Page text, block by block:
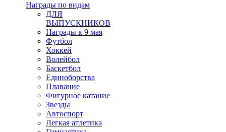
Награды по видам
ДЛЯ
ВЫПУСКНИКОВ
Награды к 9 мая
Футбол
Хоккей
Волейбол
Баскетбол
Единоборства
Плавание
Фигурное катание
Звезды
Автоспорт
Легкая атлетика